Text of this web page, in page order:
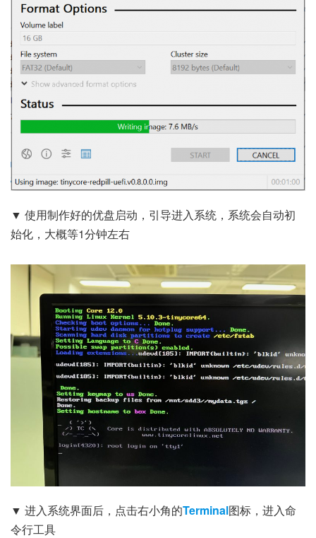
▼ 使用制作好的优盘启动，引导进入系统，系统会自动初
始化，大概等1分钟左右
▼ 进入系统界面后，点击右小角的Terminal图标，进入命
令行工具